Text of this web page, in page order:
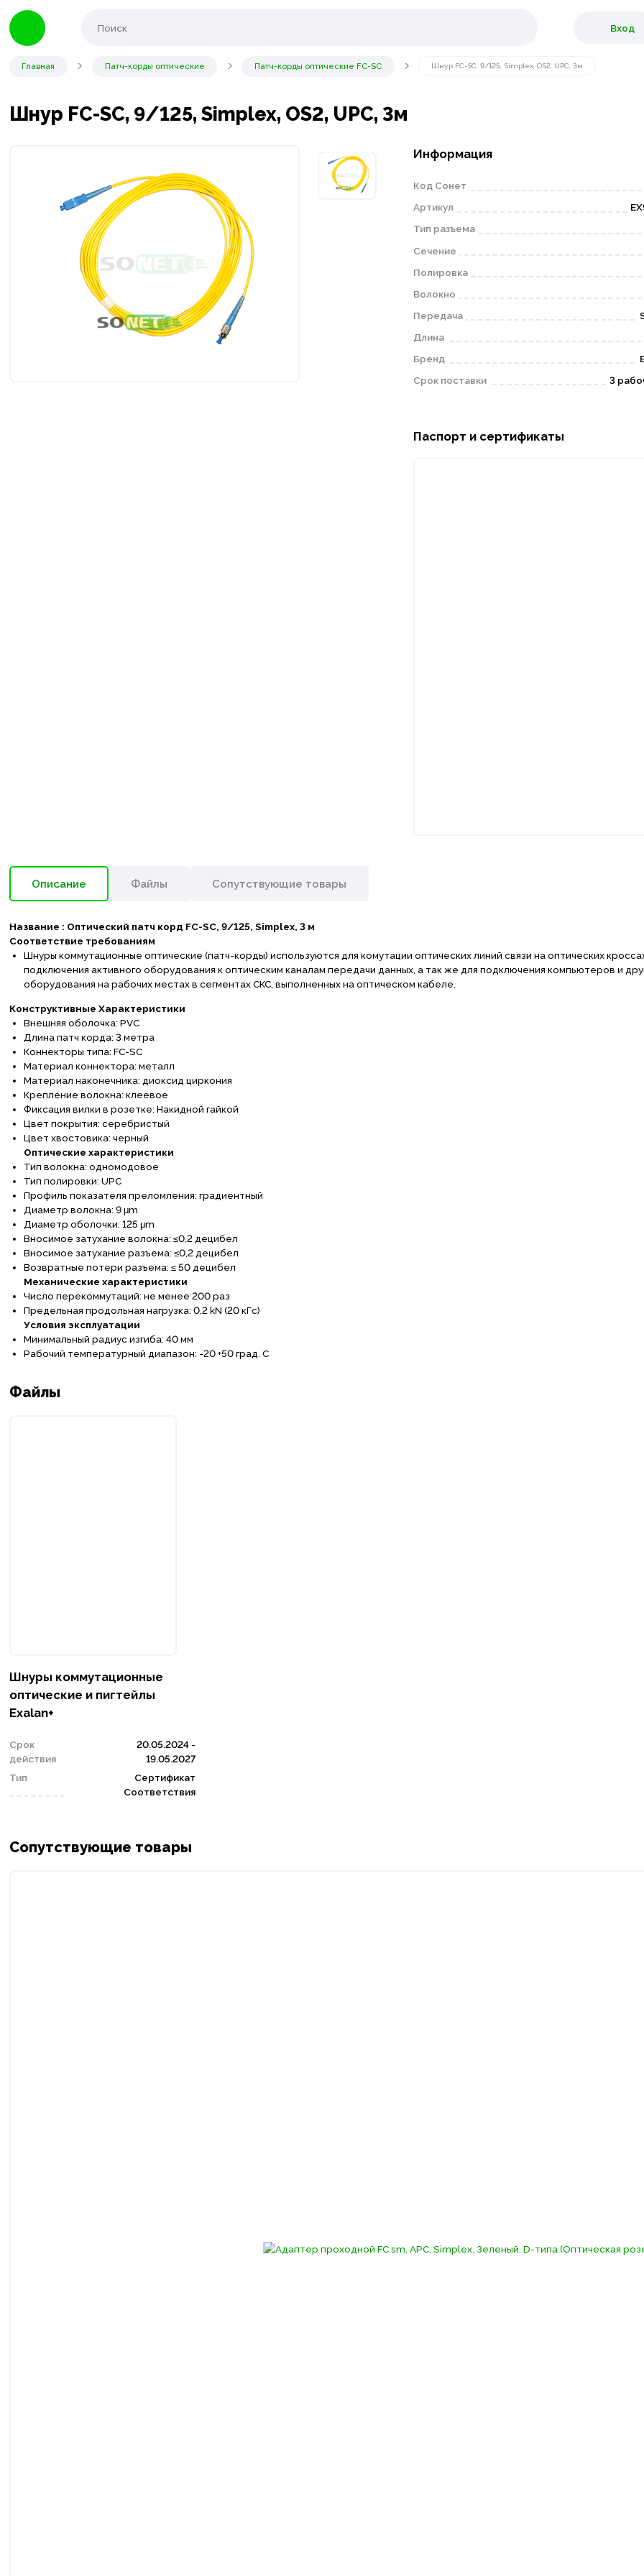
Вход
Главная Патч-корды оптические Патч-корды оптические FC-SC Шнур FC-SC, 9/125, Simplex, OS2, UPC, 3м
Шнур FC-SC, 9/125, Simplex, OS2, UPC, 3м
Информация
Код Сонет
Артикул
Тип разъема
Сечение
Полировка
Волокно
Передача
Длина
Бренд
Срок поставки
3
Паспорт и сертификаты
Описание Файлы Сопутствующие товары
Название : Оптический патч корд FC-SC, 9/125, Simplex, 3м
Соответствие требованиям
Шнуры коммутационные оптические (патч-корды) используются для комутации оптических линий связи на оптических
подключения активного оборудования к оптическим каналам передачи данных, а так же для подключения компьютеров и
оборудования на рабочих местах в сегментах СКС, выполненных на оптическом кабеле.
Конструктивные Характеристики
Внешняя оболочка: PVC
Длина патч корда: 3 метра
Коннекторы типа: FC-SC
Материал коннектора: металл
Материал наконечника: диоксид циркония
Крепление волокна: клеевое
Фиксация вилки в розетке: Накидной гайкой
Цвет покрытия: серебристый
Цвет хвостовика: черный
Оптические характеристики
Тип волокна: одномодовое
Тип полировки: UPC
Профиль показателя преломления: градиентный
Диаметр волокна: 9 μm
Диаметр оболочки: 125 μm
Вносимое затухание волокна: ≤0,2 децибел
Вносимое затухание разъема: ≤0,2 децибел
Возвратные потери разъема: ≤ 50 децибел
Механические характеристики
Число перекоммутаций: не менее 200 раз
Предельная продольная нагрузка: 0,2kN (20 кГс)
Условия эксплуатации
Минимальный радиус изгиба: 40 мм
Рабочий температурный диапазон: -20 +50 град. С
Файлы
Шнуры коммутационные
оптические и пигтейлы
Exalan+
Срок
действия
20.05.2024 -
19.05.2027
Тип
Сертификат
Соответствия
Сопутствующие товары